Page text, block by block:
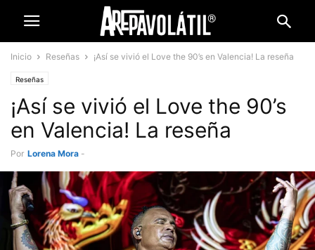
Inicio Reseñas ¡Así se vivió el Love the 90’s en Valencia! La reseña
Reseñas
¡Así se vivió el Love the 90’s
en Valencia! La reseña
Por Lorena Mora -